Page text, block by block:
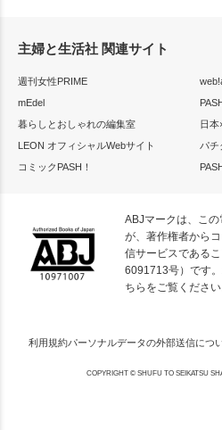
主婦と生活社 関連サイト
週刊女性PRIME
mEdel
暮らしとおしゃれの編集室
日本
LEON オフィシャルWebサイト
パチ
コミックPASH！
ABJマークは、こ
が、著作権者から
信サービスである
6091713号）です
ちらをご覧ください
利用規約パーソナルデータの外部送信につ
COPYRIGHT © SHUFU TO SEIKATSU